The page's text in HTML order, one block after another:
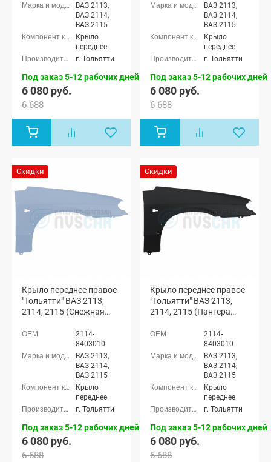
ВАЗ 2113,
ВАЗ 2114,
ВАЗ 2115
Крыло
переднее
г. Тольятти
Под заказ 5-12 рабочих дней
6 080 руб.
6 688
ВАЗ 2113,
ВАЗ 2114,
ВАЗ 2115
Крыло
переднее
г. Тольятти
Под заказ 5-12 рабочих дней
6 080 руб.
6 688
Скидки
Крыло переднее правое
"Тольятти" ВАЗ 2113,
2114, 2115 (Снежная
2114-
8403010
ВАЗ 2113,
ВАЗ 2114,
ВАЗ 2115
Крыло
переднее
г. Тольятти
Под заказ 5-12 рабочих дней
6 080 руб.
6 688
Скидки
Крыло переднее правое
"Тольятти" ВАЗ 2113,
2114, 2115 (Пантера
2114-
8403010
ВАЗ 2113,
ВАЗ 2114,
ВАЗ 2115
Крыло
переднее
г. Тольятти
Под заказ 5-12 рабочих дней
6 080 руб.
6 688